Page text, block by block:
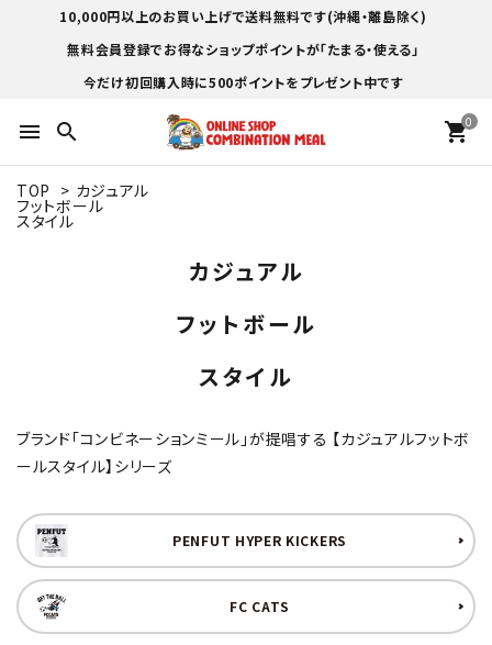
10,000円以上のお買い上げで送料無料です(沖縄・離島除く)
無料会員登録でお得なショップポイントが「たまる・使える」
今だけ初回購入時に500ポイントをプレゼント中です
menu search 0
shopping_cart
TOP > カジュアル
フットボール
スタイル
カジュアル
フットボール
スタイル
ブランド「コンビネーションミール」が提唱する 【カジュアルフットボ
ールスタイル】シリーズ
PENFUT HYPER KICKERS
FC CATS